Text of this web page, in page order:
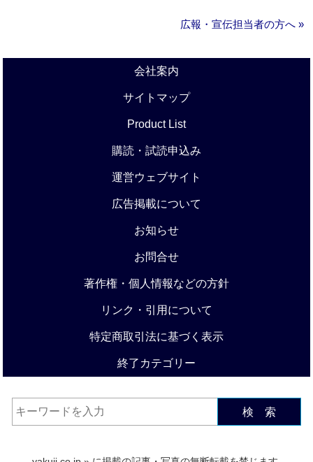
広報・宣伝担当者の方へ »
会社案内
サイトマップ
Product List
購読・試読申込み
運営ウェブサイト
広告掲載について
お知らせ
お問合せ
著作権・個人情報などの方針
リンク・引用について
特定商取引法に基づく表示
終了カテゴリー
検 索